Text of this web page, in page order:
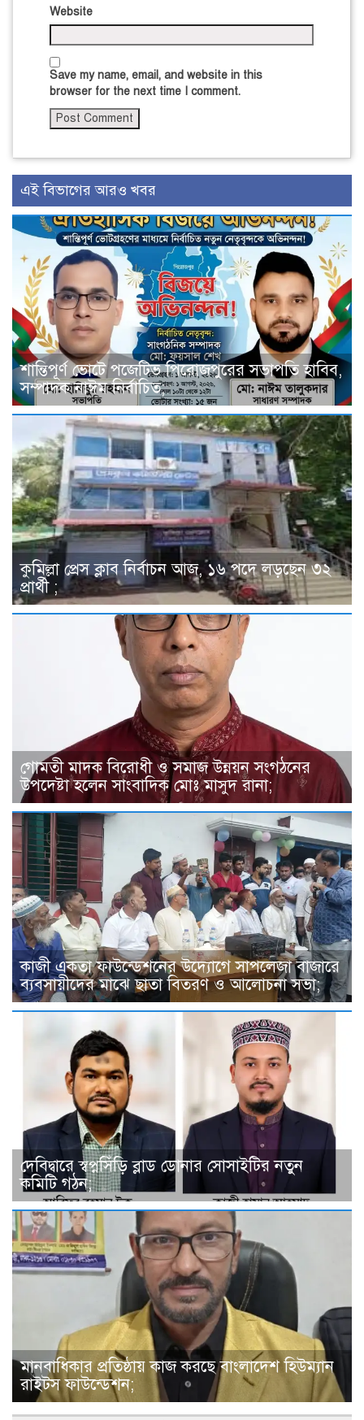
Website
Save my name, email, and website in this
browser for the next time I comment.
এই বিভাগের আরও খবর
শান্তিপূর্ণ ভোটে পজেটিভ পিরোজপুরের সভাপতি হাবিব,
সম্পাদক নাঈম নির্বাচিত;
কুমিল্লা প্রেস ক্লাব নির্বাচন আজ, ১৬ পদে লড়ছেন ৩২
প্রার্থী ;
গোমতী মাদক বিরোধী ও সমাজ উন্নয়ন সংগঠনের
উপদেষ্টা হলেন সাংবাদিক মোঃ মাসুদ রানা;
কাজী একতা ফাউন্ডেশনের উদ্যোগে সাপলেজা বাজারে
ব্যবসায়ীদের মাঝে ছাতা বিতরণ ও আলোচনা সভা;
দে‌বিদ্বা‌রে স্বপ্নসিঁড়ি ব্লাড ডোনার সোসাইটির নতুন
কমিটি গঠন;
মানবাধিকার প্রতিষ্ঠায় কাজ করছে বাংলাদেশ হিউম্যান
রাইটস ফাউন্ডেশন;